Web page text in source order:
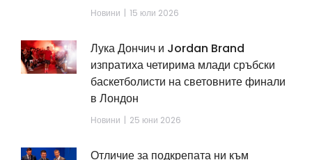
Новини 15 юли 2026
Лука Дончич и Jordan Brand
изпратиха четирима млади сръбски
баскетболисти на световните финали
в Лондон
Новини 25 юни 2026
Отличие за подкрепата ни към